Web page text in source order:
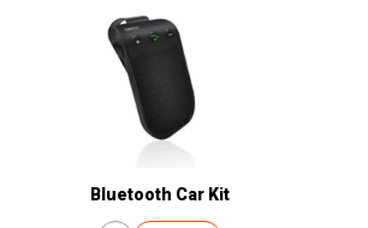
Bluetooth Car Kit